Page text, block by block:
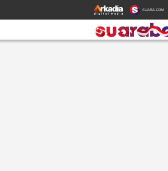
SUARA.COM